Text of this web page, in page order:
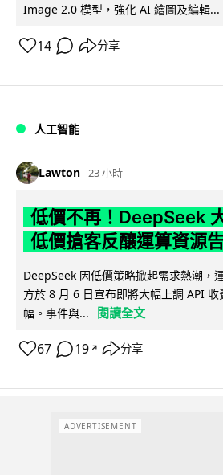
Image 2.0 模型，強化 AI 繪圖及編輯...
14 分享
人工智能
Lawton 23 小時
低價不再！DeepSeek
低價搶客反釀運算資源
DeepSeek 因低價策略掀起需求熱潮，
方於 8 月 6 日宣布即將大幅上調 API
幅。事件與...
閱讀全文
67 19 ↗ 分享
ADVERTISEMENT